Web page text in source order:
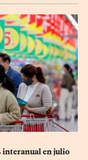
interanual en julio